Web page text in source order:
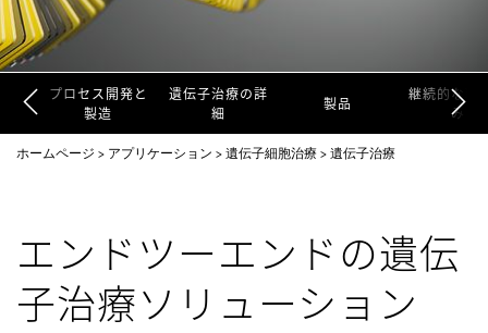
プロセス開発と
製造
遺伝子治療の詳
細
製品
継続的な取
み
ホームページ アプリケーション 遺伝子細胞治療 遺伝子治療
エンドツーエンドの遺伝
子治療ソリューション